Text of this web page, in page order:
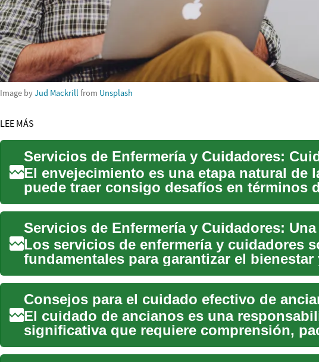
Image byJud Mackrill from Unsplash
LEE MÁS
El envejecimiento es una etapa natural de
puede traer consigo desafíos en términos
cuidado per...
Los servicios de enfermería y cuidadores
fundamentales para garantizar el bienestar
de vida de los a...
Consejos para el cuidado efectivo de
El cuidado de ancianos es una
significativa que requiere comprensión,
enfoque holístic...